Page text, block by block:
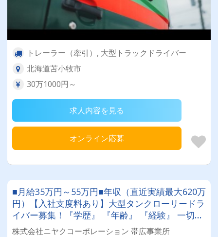
トレーラー（牽引）, 大型トラックドライバー
北海道苫小牧市
30万1000円～
求人内容を見る
オンライン応募
■月給35万円～55万円■年収（直近実績最大620万
円）【入社支度料あり】大型タンクローリードラ
イバー募集！『学歴』 『年齢』 『経験』 一切不
問◎男女問わず活躍できる環境です。
株式会社ニヤクコーポレーション 帯広事業所